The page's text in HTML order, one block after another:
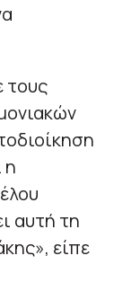
τους
η
αυτή τη
είπε